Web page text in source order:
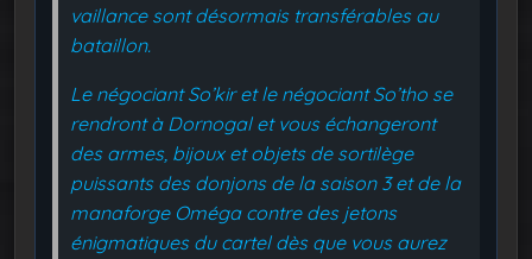
vaillance sont désormais transférables au
bataillon.
Le négociant So’kir et le négociant So’tho se
rendront à Dornogal et vous échangeront
des armes, bijoux et objets de sortilège
puissants des donjons de la saison 3 et de la
manaforge Oméga contre des jetons
énigmatiques du cartel dès que vous aurez